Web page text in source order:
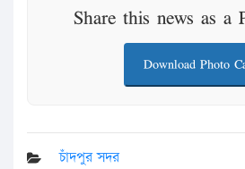
Share this news as a
Download Photo
চাঁদপুর সদর